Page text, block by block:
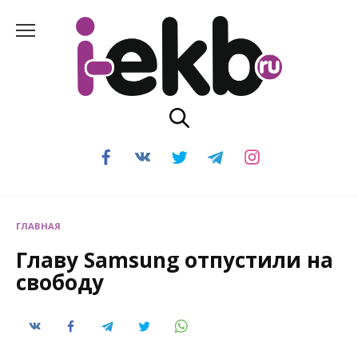
содержанию
ГЛАВНАЯ
Главу Samsung отпустили на
свободу